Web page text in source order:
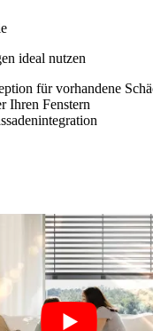
ideal nutzen
für vorhandene
Ihren Fenstern